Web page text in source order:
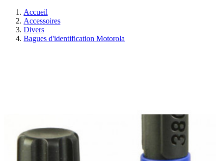
Accueil
Accessoires
Divers
Bagues d'identification Motorola